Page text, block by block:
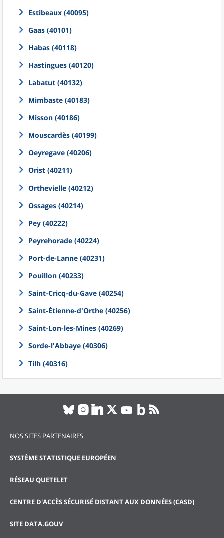
Estibeaux (40095)
Gaas (40101)
Habas (40118)
Hastingues (40120)
Labatut (40132)
Mimbaste (40183)
Misson (40186)
Mouscardès (40199)
Oeyregave (40206)
Orist (40211)
Orthevielle (40212)
Ossages (40214)
Pey (40222)
Peyrehorade (40224)
Port-de-Lanne (40231)
Pouillon (40233)
Saint-Cricq-du-Gave (40254)
Saint-Étienne-d'Orthe (40256)
Saint-Lon-les-Mines (40269)
Sorde-l'Abbaye (40306)
Tilh (40316)
NOS SITES PARTENAIRES
SYSTÈME STATISTIQUE EUROPÉEN
RÉSEAU QUETELET
CENTRE D'ACCÈS SÉCURISÉ DISTANT AUX DONNÉES (CASD)
SITE DATA.GOUV